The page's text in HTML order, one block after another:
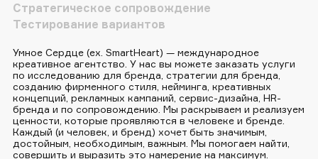
Стратегическое сопровождение
Тестирование вариантов
Умное Сердце (ex. SmartHeart) — международное
креативное агентство. У нас вы можете заказать услуги
по исследованию для бренда, стратегии для бренда,
созданию фирменного стиля, нейминга, креативных
концепций, рекламных кампаний, сервис-дизайна, HR-
бренда и по сопровождению. Мы раскрываем и реализуем
ценности, которые проявляются в человеке и бренде.
Каждый (и человек, и бренд) хочет быть значимым,
достойным, необходимым, важным. Мы помогаем найти,
совершить и выразить это намерение на максимум.